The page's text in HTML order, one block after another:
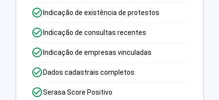
Indicação de existência de protestos
Indicação de consultas recentes
Indicação de empresas vinculadas
Dados cadastrais completos
Serasa Score Positivo